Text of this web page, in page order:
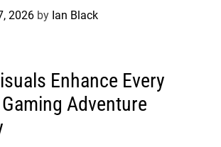
2026 by Ian Black
Enhance Every
Adventure